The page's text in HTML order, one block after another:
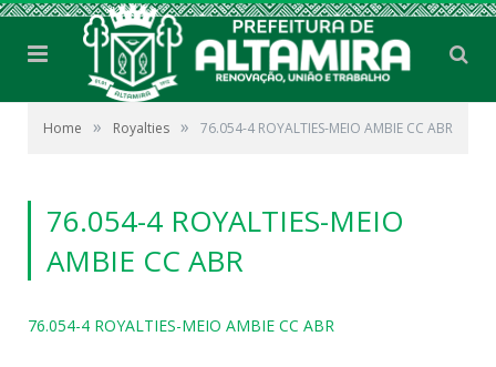
Home » Royalties » 76.054-4 ROYALTIES-MEIO AMBIE CC ABR
76.054-4 ROYALTIES-MEIO
AMBIE CC ABR
76.054-4 ROYALTIES-MEIO AMBIE CC ABR